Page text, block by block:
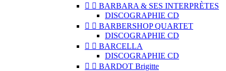
  BARBARA & SES INTERPRÈTES
DISCOGRAPHIE CD
  BARBERSHOP QUARTET
DISCOGRAPHIE CD
  BARCELLA
DISCOGRAPHIE CD
  BARDOT Brigitte